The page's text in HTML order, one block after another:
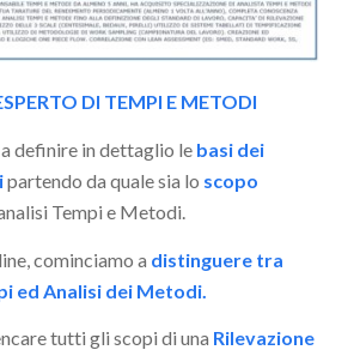
DI TEMPI E METODI
definire in dettaglio le basi dei
partendo da quale sia lo scopo
Tempi e Metodi.
cominciamo a distinguere tra
ed Analisi dei Metodi.
tutti gli scopi di una Rilevazione